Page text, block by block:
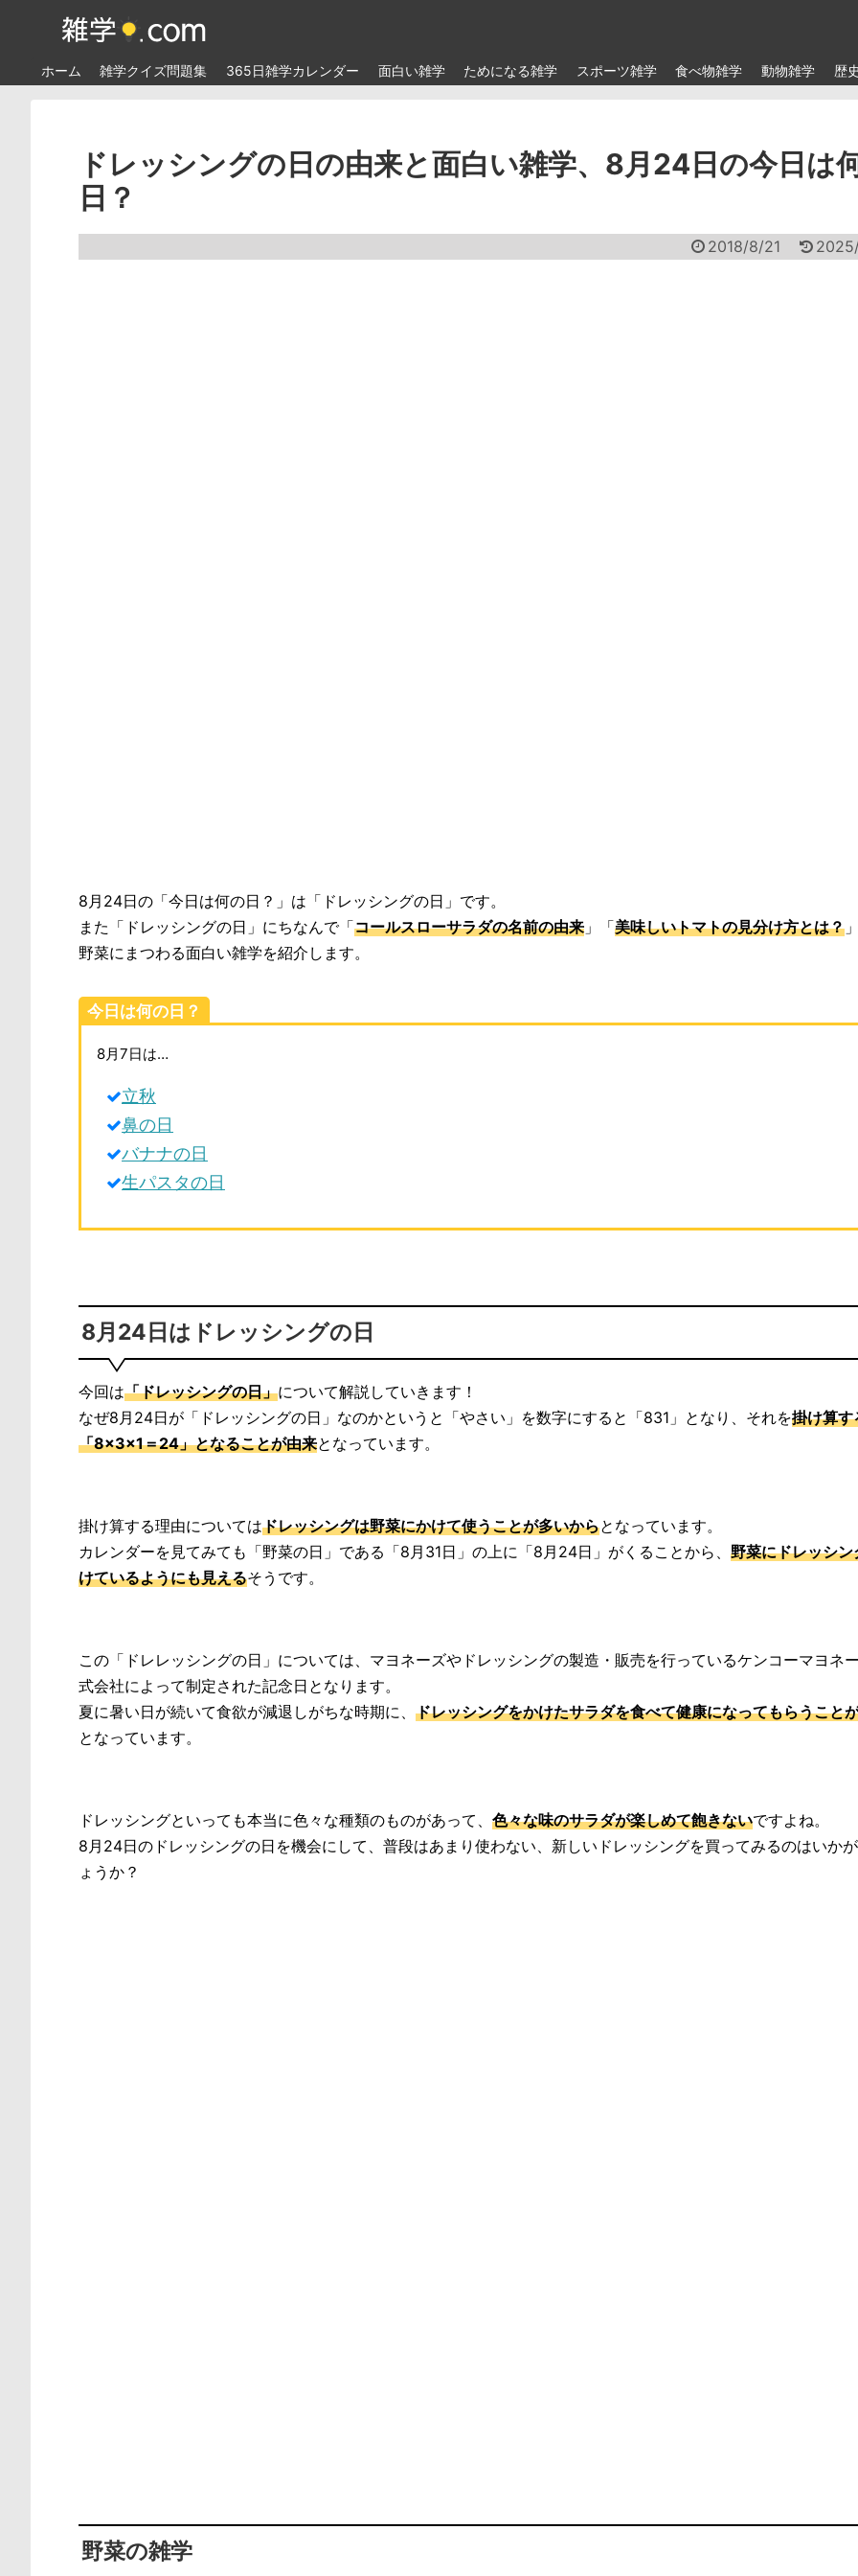
ホーム 雑学クイズ問題集 365日雑学カレンダー 面白い雑学 ためになる雑学 スポーツ雑学 食べ物雑学 動物雑学 歴
ドレッシングの日の由来と面白い雑学、8月24日の今日は
日？
2018/8/21
8月24日の「今日は何の日？」は「ドレッシングの日」です。
また「ドレッシングの日」にちなんで「コールスローサラダの名前の由来 」「美味しいトマトの見分け方とは？
野菜にまつわる面白い雑学を紹介します。
今日は何の日？
8月7日は…
立秋
鼻の日
バナナの日
生パスタの日
8月24日はドレッシングの日
今回は「ドレッシングの日」について解説していきます！
なぜ8月24日が「ドレッシングの日」なのかというと「やさい」を数字にすると「831」となり、それを掛け算す
「8×3×1＝24」となることが由来となっています。
掛け算する理由についてはドレッシングは野菜にかけて使うことが多いからとなっています。
カレンダーを見てみても「野菜の日」である「8月31日」の上に「8月24日」がくることから、 野菜にドレッシン
けているようにも見えるそうです。
この「ドレレッシングの日」については、マヨネーズやドレッシングの製造・販売を行っているケンコーマヨネ
式会社によって制定された記念日となります。
夏に暑い日が続いて食欲が減退しがちな時期に、 ドレッシングをかけたサラダを食べて健康になってもらうこと
となっています。
ドレッシングといっても本当に色々な種類のものがあって、 色々な味のサラダが楽しめて飽きないですよね。
8月24日のドレッシングの日を機会にして、普段はあまり使わない、新しいドレッシングを買ってみるのはいか
ょうか？
野菜の雑学